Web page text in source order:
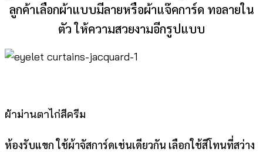
ลูกค้าเลือกผ้าแบบมีลายหรือผ้าแจ๊คการ์ด ทอลายใน
ตัว ให้ความสวยงามอีกรูปแบบ
ผ้าม่านตาไก่สีครีม
ห้องรับแขก ใช้ผ้าจัสการ์ดเช่นเดียวกัน เลือกใช้สีโทนที่สว่าง